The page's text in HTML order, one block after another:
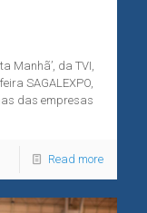
Manhã’, da TVI,
SAGALEXPO,
das empresas
Read more